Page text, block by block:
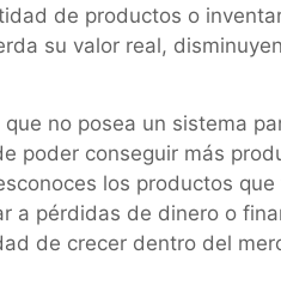
de productos o
su valor real,
no posea un sistema
poder conseguir más
los productos
a pérdidas de dinero o
de crecer dentro del